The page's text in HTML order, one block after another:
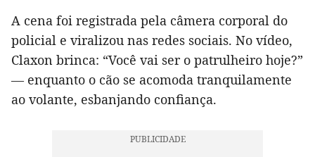
A cena foi registrada pela câmera corporal do
policial e viralizou nas redes sociais. No vídeo,
Claxon brinca: “Você vai ser o patrulheiro hoje?”
— enquanto o cão se acomoda tranquilamente
ao volante, esbanjando confiança.